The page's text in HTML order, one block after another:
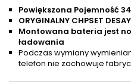
Powiększona Pojemność
ORYGINALNY CHPSET DESAY
Montowana bateria jest
ładowania
Podczas wymiany
telefon nie zachowuje